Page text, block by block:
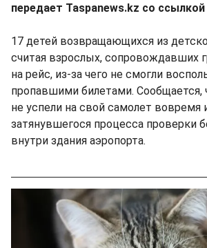
передает Taspanews.kz со ссылкой
17 детей возвращающихся из
считая взрослых, сопровождавших
на рейс, из-за чего не смогли
пропавшими билетами. Сообщается,
не успели на свой самолет вовремя
затянувшегося процесса проверки
внутри здания аэропорта.